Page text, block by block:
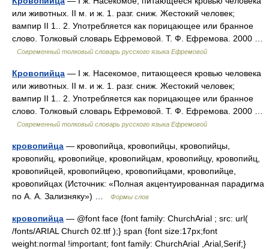
или животных. II м. и ж. 1. разг. сниж. Жестокий человек;
вампир II 1.. 2. Употребляется как порицающее или бранное
слово. Толковый словарь Ефремовой. Т. Ф. Ефремова. 2000 …
Современный толковый словарь русского языка Ефремовой
Кровопийца — I ж. Насекомое, питающееся кровью человека
или животных. II м. и ж. 1. разг. сниж. Жестокий человек;
вампир II 1.. 2. Употребляется как порицающее или бранное
слово. Толковый словарь Ефремовой. Т. Ф. Ефремова. 2000 …
Современный толковый словарь русского языка Ефремовой
кровопийца — кровопийца, кровопийцы, кровопийцы,
кровопийц, кровопийце, кровопийцам, кровопийцу, кровопийц,
кровопийцей, кровопийцею, кровопийцами, кровопийце,
кровопийцах (Источник: «Полная акцентуированная парадигма
по А. А. Зализняку») …
Формы слов
кровопийца — @font face {font family: ChurchArial ; src: url(
/fonts/ARIAL Church 02.ttf );} span {font size:17px;font
weight:normal !important; font family: ChurchArial ,Arial,Serif;}